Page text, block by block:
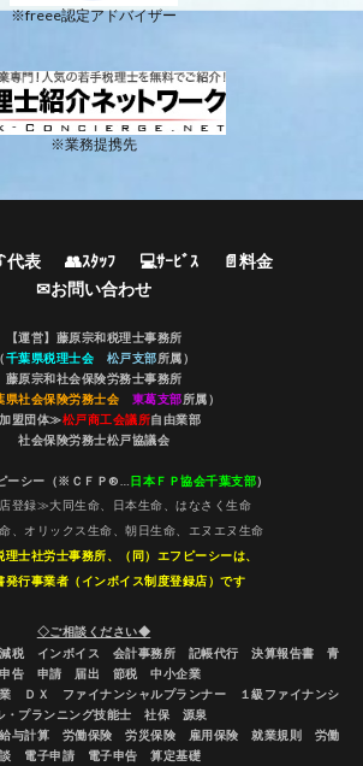
※freee認定アドバイザー
※業務提携先
代表 👥ｽﾀｯﾌ 💻ｻｰﾋﾞｽ
📄料金
✉お問い合わせ
【運営】藤原宗和税理士事務所
（千葉県税理士会 松戸支部所属）
藤原宗和社会保険労務士事務所
県社会保険労務士会 東葛支部所属）
盟団体≫松戸商工会議所自由業部
社会保険労務士松戸協議会
ーシー（※ＣＦＰ®… 日本ＦＰ協会千葉支部）
登録≫大同生命、日本生命、はなさく生命
、オリックス生命、朝日生命、エヌエヌ生命
士社労士事務所、（同）エフピーシーは、
発行事業者（インボイス制度登録店）です
◇ご相談ください◆
税 インボイス 会計事務所 記帳代行 決算報告書 青
告 申請 届出 節税 中小企業
Ｘ ファイナンシャルプランナー １級ファイナンシ
・プランニング技能士 社保 源泉
与計算 労働保険 労災保険 雇用保険 就業規則 労働
電子申請 電子申告 算定基礎